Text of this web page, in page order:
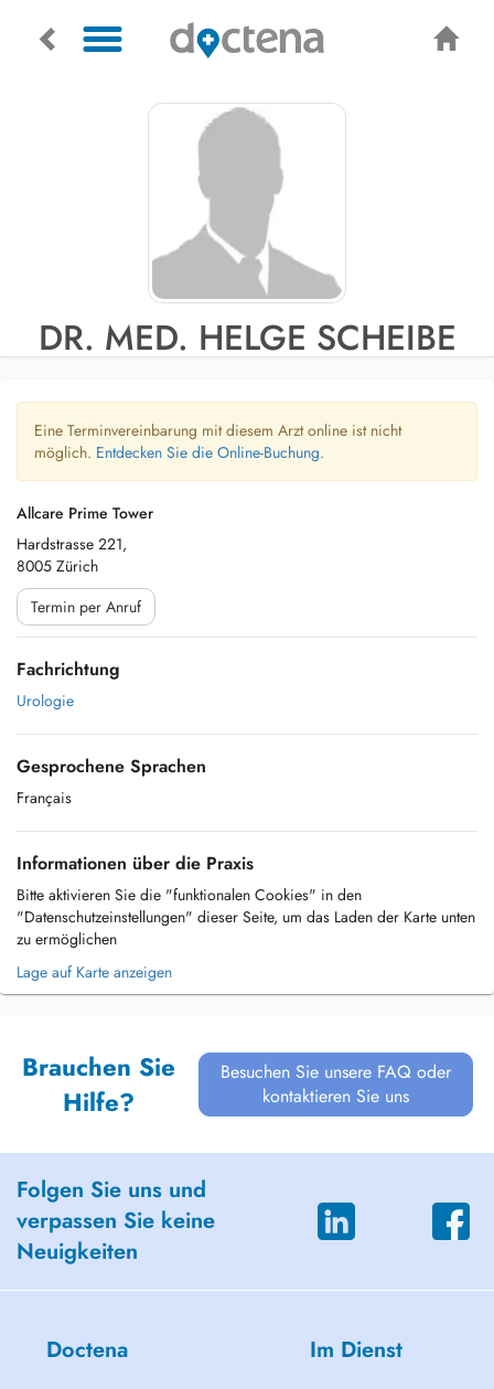
DR. MED. HELGE SCHEIBE
Eine Terminvereinbarung mit diesem Arzt online ist nicht
möglich. Entdecken Sie die Online-Buchung.
Allcare Prime Tower
Hardstrasse 221,
8005 Zürich
Termin per Anruf
Fachrichtung
Urologie
Gesprochene Sprachen
Français
Informationen über die Praxis
Bitte aktivieren Sie die "funktionalen Cookies" in den
"Datenschutzeinstellungen" dieser Seite, um das Laden der Karte unten
zu ermöglichen
Lage auf Karte anzeigen
Brauchen Sie
Hilfe?
Besuchen Sie unsere FAQ oder
kontaktieren Sie uns
Folgen Sie uns und
verpassen Sie keine
Neuigkeiten
Doctena Im Dienst